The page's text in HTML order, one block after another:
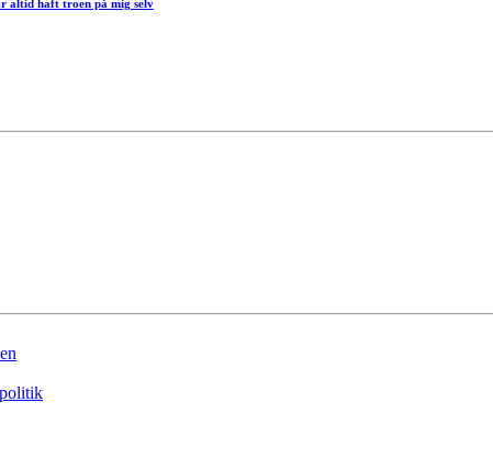
altid haft troen på mig selv